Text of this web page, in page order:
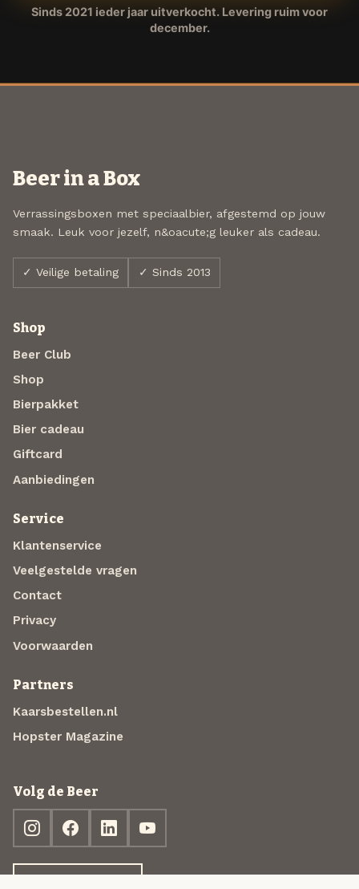
Sinds 2021 ieder jaar uitverkocht. Levering ruim voor
december.
Beer in a Box
Verrassingsboxen met speciaalbier, afgestemd op jouw
smaak. Leuk voor jezelf, n&oacute;g leuker als cadeau.
✓ Veilige betaling ✓ Sinds 2013
Shop
Beer Club
Shop
Bierpakket
Bier cadeau
Giftcard
Aanbiedingen
Service
Klantenservice
Veelgestelde vragen
Contact
Privacy
Voorwaarden
Partners
Kaarsbestellen.nl
Hopster Magazine
Volg de Beer